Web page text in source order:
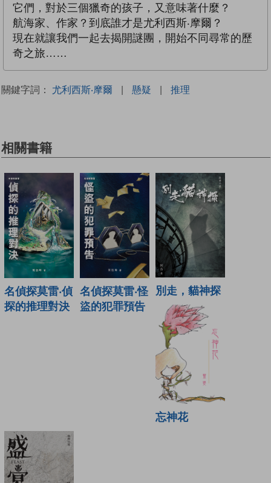
它們，對於三個獵奇的孩子，又意味著什麼？
航海家、作家？到底誰才是尤利西斯‧摩爾？
現在就讓我們一起去揭開謎團，開始不同尋常的歷
奇之旅……
關鍵字詞： 尤利西斯‧摩爾 | 懸疑 | 推理
相關書籍
名偵探莫雷‧偵
探的推理對決
名偵探莫雷‧怪
盜的犯罪預告
別走，貓神探
忘神花